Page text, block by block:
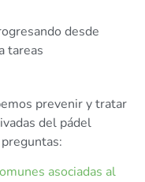
desde
tareas
prevenir y tratar
del pádel
asociadas al